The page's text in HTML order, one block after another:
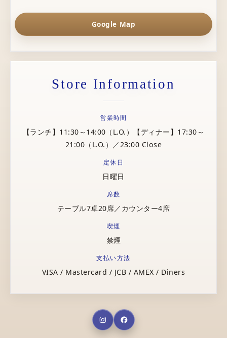
Google Map
Store Information
営業時間
【ランチ】11:30～14:00（L.O.）【ディナー】17:30～
21:00（L.O.）／23:00 Close
定休日
日曜日
席数
テーブル7卓20席／カウンター4席
喫煙
禁煙
支払い方法
VISA / Mastercard / JCB / AMEX / Diners